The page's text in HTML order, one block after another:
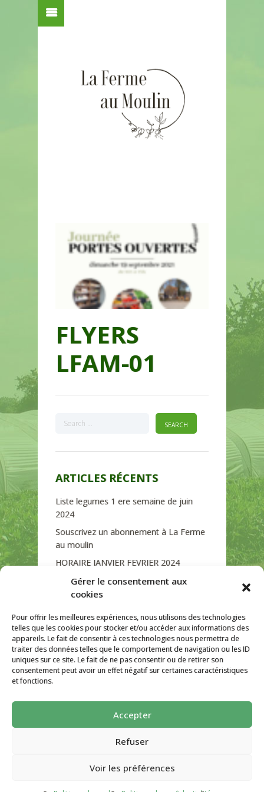
Gérer le consentement aux
cookies
Pour offrir les meilleures expériences, nous utilisons des technologies
telles que les cookies pour stocker et/ou accéder aux informations des
appareils. Le fait de consentir à ces technologies nous permettra de
traiter des données telles que le comportement de navigation ou les ID
uniques sur ce site. Le fait de ne pas consentir ou de retirer son
consentement peut avoir un effet négatif sur certaines caractéristiques
et fonctions.
Accepter
Refuser
Voir les préférences
FLYERS
LFAM-01
ARTICLES RÉCENTS
Liste legumes 1 ere semaine de juin
2024
Souscrivez un abonnement à La Ferme
au moulin
HORAIRE JANVIER FEVRIER 2024
Soutien de La Province de Liège
JOURNEE PORTES OUVERTES
CATÉGORIES
La ferme Au Moulin 2026 - Tous droits
réservés